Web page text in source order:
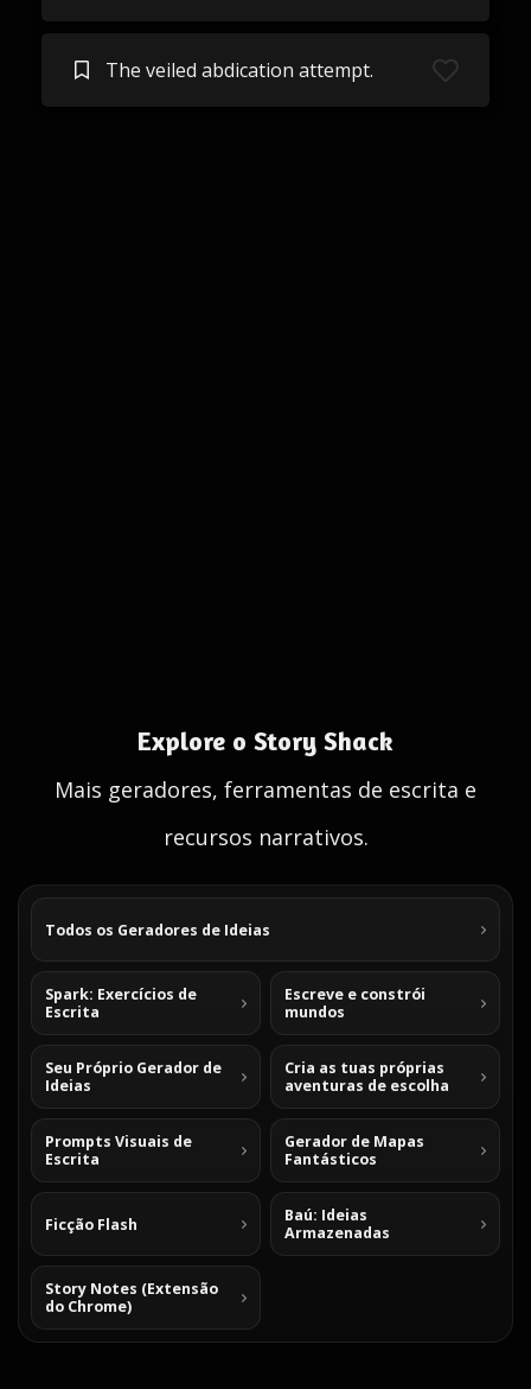
The veiled abdication attempt.
Explore o Story Shack
Mais geradores, ferramentas de escrita e
recursos narrativos.
Todos os Geradores de Ideias
Spark: Exercícios de
Escrita
Escreve e constrói
mundos
Seu Próprio Gerador de
Ideias
Cria as tuas próprias
aventuras de escolha
Prompts Visuais de
Escrita
Gerador de Mapas
Fantásticos
Ficção Flash
Baú: Ideias
Armazenadas
Story Notes (Extensão
do Chrome)